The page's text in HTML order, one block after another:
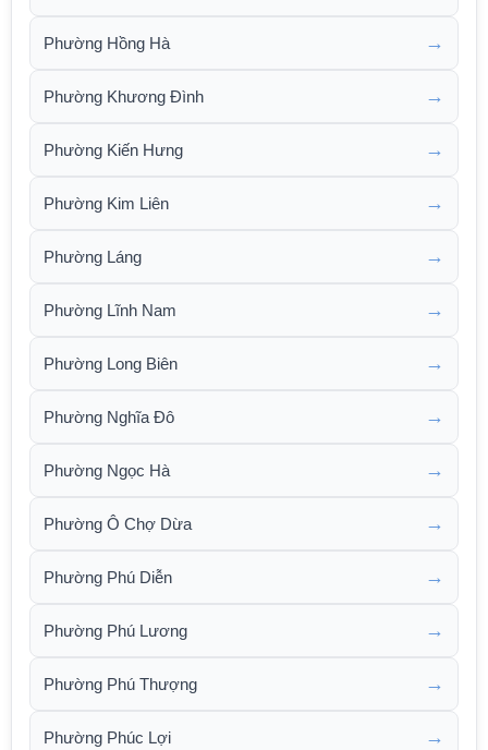
Phường Hồng Hà →
Phường Khương Đình →
Phường Kiến Hưng →
Phường Kim Liên →
Phường Láng →
Phường Lĩnh Nam →
Phường Long Biên →
Phường Nghĩa Đô →
Phường Ngọc Hà →
Phường Ô Chợ Dừa →
Phường Phú Diễn →
Phường Phú Lương →
Phường Phú Thượng →
Phường Phúc Lợi →